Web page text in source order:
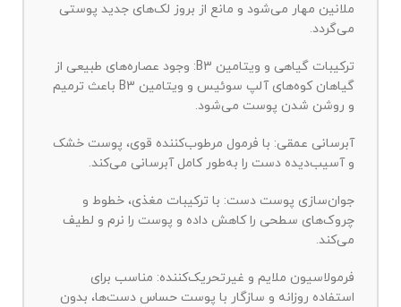
ملانین مهار می‌شود و مانع از بروز لک‌های جدید پوستی
می‌گردد.
ترکیبات گیاهی و ویتامین B3: وجود عصاره‌های طبیعی از
گیاهان کوه‌های آلپ سوئیس و ویتامین B3 باعث ترمیم
و روشن شدن پوست می‌شود.
آبرسانی عمقی: با فرمول مرطوب‌کننده قوی، پوست خشک
و آسیب‌دیده دست را به‌طور کامل آبرسانی می‌کند.
جوان‌سازی پوست دست: با ترکیبات مغذی، خطوط و
چروک‌های سطحی را کاهش داده و پوست را نرم و لطیف
می‌کند.
فرمولاسیون ملایم و غیرتحریک‌کننده: مناسب برای
استفاده روزانه و سازگار با پوست حساس دست‌ها، بدون